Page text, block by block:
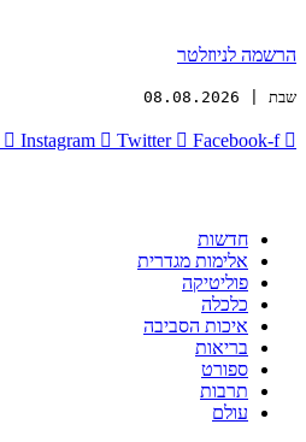
הרשמה לניוזלטר
שבת | 08.08.2026
Instagram Twitter Facebook-f
חדשות
אלימות מגדרית
פוליטיקה
כלכלה
איכות הסביבה
בריאות
ספורט
תרבות
עולם